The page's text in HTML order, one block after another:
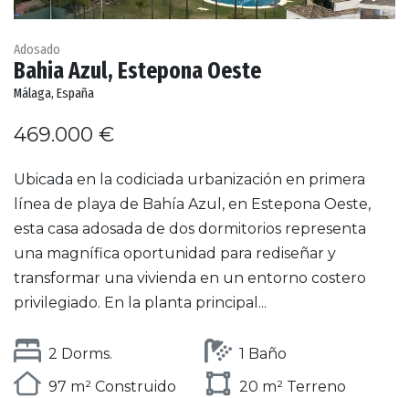
Adosado
Bahia Azul, Estepona Oeste
Málaga, España
469.000 €
Ubicada en la codiciada urbanización en primera
línea de playa de Bahía Azul, en Estepona Oeste,
esta casa adosada de dos dormitorios representa
una magnífica oportunidad para rediseñar y
transformar una vivienda en un entorno costero
privilegiado. En la planta principal...
2 Dorms.
1 Baño
97 m² Construido
20 m² Terreno